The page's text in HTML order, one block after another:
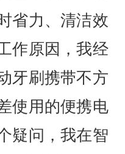
省力、清洁效
作原因，我经
牙刷携带不方
使用的便携电
疑问，我在智